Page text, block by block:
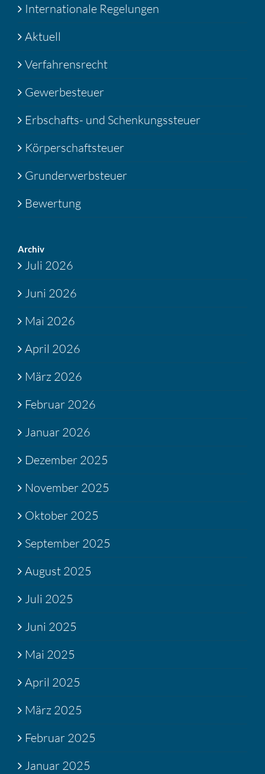
Internationale Regelungen
Aktuell
Verfahrensrecht
Gewerbesteuer
Erbschafts- und Schenkungssteuer
Körperschaftsteuer
Grunderwerbsteuer
Bewertung
Archiv
Juli 2026
Juni 2026
Mai 2026
April 2026
März 2026
Februar 2026
Januar 2026
Dezember 2025
November 2025
Oktober 2025
September 2025
August 2025
Juli 2025
Juni 2025
Mai 2025
April 2025
März 2025
Februar 2025
Januar 2025